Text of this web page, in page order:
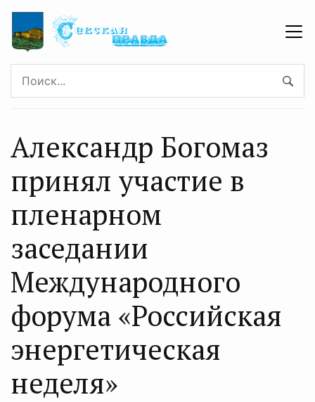
Александр Богомаз
принял участие в
пленарном
заседании
Международного
форума «Российская
энергетическая
неделя»